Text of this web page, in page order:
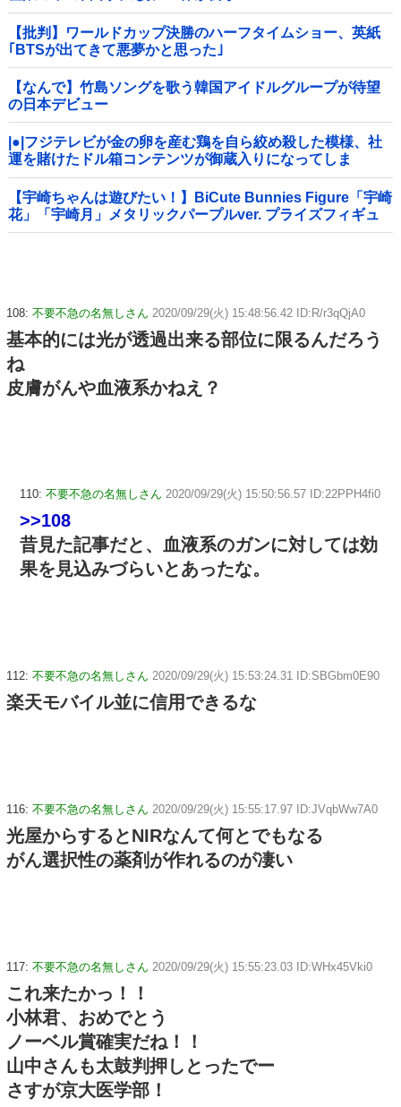
【批判】ワールドカップ決勝のハーフタイムショー、英紙
｢BTSが出てきて悪夢かと思った｣
【なんで】竹島ソングを歌う韓国アイドルグループが待望
の日本デビュー
|●|フジテレビが金の卵を産む鶏を自ら絞め殺した模様、社
運を賭けたドル箱コンテンツが御蔵入りになってしま
い……
【宇崎ちゃんは遊びたい！】BiCute Bunnies Figure「宇崎
花」「宇崎月」メタリックパープルver. プライズフィギュ
ア【ラウンドワン限定で展開決定】
108: 不要不急の名無しさん 2020/09/29(火) 15:48:56.42 ID:R/r3qQjA0
基本的には光が透過出来る部位に限るんだろう
ね
皮膚がんや血液系かねえ？
110: 不要不急の名無しさん 2020/09/29(火) 15:50:56.57 ID:22PPH4fi0
>>108
昔見た記事だと、血液系のガンに対しては効
果を見込みづらいとあったな。
112: 不要不急の名無しさん 2020/09/29(火) 15:53:24.31 ID:SBGbm0E90
楽天モバイル並に信用できるな
116: 不要不急の名無しさん 2020/09/29(火) 15:55:17.97 ID:JVqbWw7A0
光屋からするとNIRなんて何とでもなる
がん選択性の薬剤が作れるのが凄い
117: 不要不急の名無しさん 2020/09/29(火) 15:55:23.03 ID:WHx45Vki0
これ来たかっ！！
小林君、おめでとう
ノーベル賞確実だね！！
山中さんも太鼓判押しとったでー
さすが京大医学部！